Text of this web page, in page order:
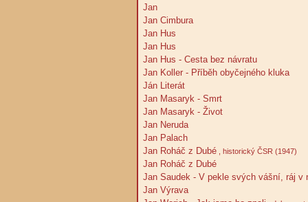
Jan
Jan Cimbura
Jan Hus
Jan Hus
Jan Hus - Cesta bez návratu
Jan Koller - Příběh obyčejného kluka
Ján Literát
Jan Masaryk - Smrt
Jan Masaryk - Život
Jan Neruda
Jan Palach
Jan Roháč z Dubé , historický ČSR (1947)
Jan Roháč z Dubé
Jan Saudek - V pekle svých vášní, ráj v
Jan Výrava